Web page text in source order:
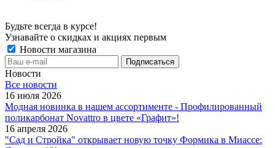
Будьте всегда в курсе!
Узнавайте о скидках и акциях первым
Новости магазина
Новости
Все новости
16 июля 2026
Модная новинка в нашем ассортименте - Профилированный
поликарбонат Novattro в цвете «Графит»!
16 апреля 2026
"Сад и Стройка" открывает новую точку Формика в Миассе: